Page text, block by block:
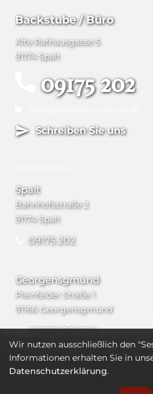
Backstube / Büro
Alte Rathausgasse 5
91174 Spalt
09175 202
Schreiben Sie uns
Spalt
Bahnhofsstraße 2
91174 Spalt
09175 202
Georgensgmünd
Pleinfelder Straße 1
91166 Georgensgmünd
091759089610
AGB
Impressum
Wir nutzen ausschließlich den
Informationen erhalten Sie in
Datenschutzerklärung.